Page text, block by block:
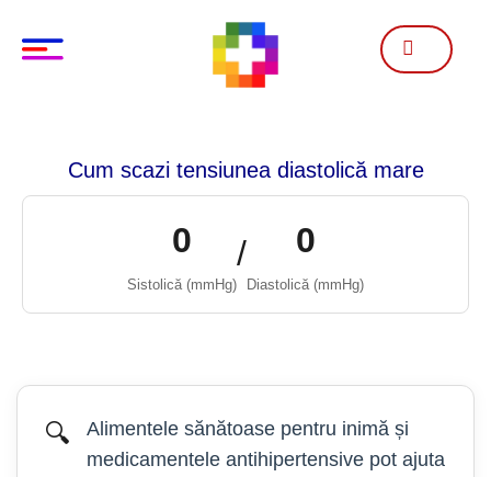
content
Cum scazi tensiunea diastolică mare
0
Sistolică (mmHg)
/ 0
Diastolică (mmHg)
🔍
Alimentele sănătoase pentru inimă și
medicamentele antihipertensive pot ajuta